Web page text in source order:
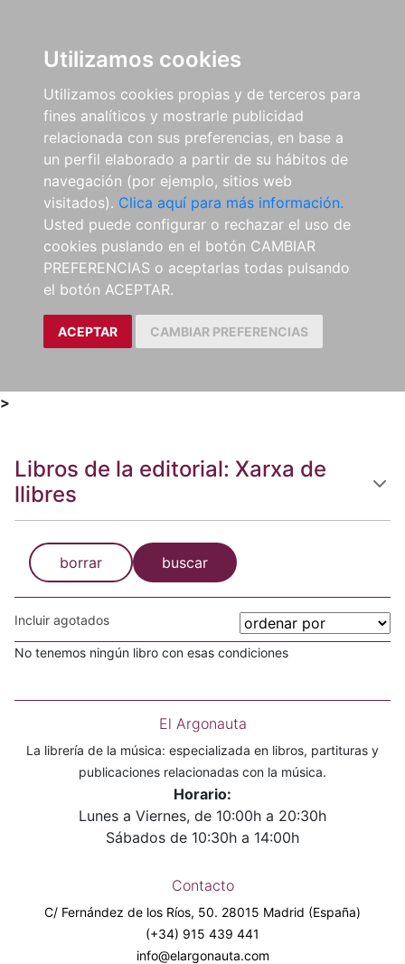
Utilizamos cookies
Utilizamos cookies propias y de terceros para
fines analíticos y mostrarle publicidad
relacionada con sus preferencias, en base a
un perfil elaborado a partir de su hábitos de
navegación (por ejemplo, sitios web
visitados). Clica aquí para más información.
Usted puede configurar o rechazar el uso de
cookies puslando en el botón CAMBIAR
PREFERENCIAS o aceptarlas todas pulsando
el botón ACEPTAR.
ACEPTAR CAMBIAR PREFERENCIAS
>
Libros de la editorial: Xarxa de
llibres
borrar buscar
Incluir agotados
No tenemos ningún libro con esas condiciones
El Argonauta
La librería de la música: especializada en libros, partituras y
publicaciones relacionadas con la música.
Horario:
Lunes a Viernes, de 10:00h a 20:30h
Sábados de 10:30h a 14:00h
Contacto
C/ Fernández de los Ríos, 50. 28015 Madrid (España)
(+34) 915 439 441
info@elargonauta.com